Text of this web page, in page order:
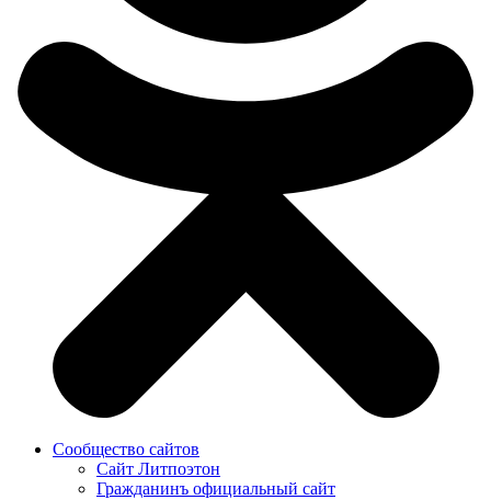
Сообщество сайтов
Сайт Литпоэтон
Гражданинъ официальный сайт